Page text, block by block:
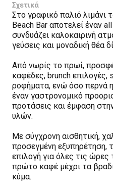
Σχετικά
Στο γραφικό παλιό λιμάνι
Beach Bar αποτελεί έναν
συνδυάζει καλοκαιρινή
γεύσεις και μοναδική θέα
Από νωρίς το πρωί,
καφέδες, brunch επιλογές,
ροφήματα, ενώ όσο περνά
έναν γαστρονομικό
προτάσεις και έμφαση
υλών.
Με σύγχρονη αισθητική,
προσεγμένη εξυπηρέτηση,
επιλογή για όλες τις
πρώτο καφέ μέχρι τα
κύμα.